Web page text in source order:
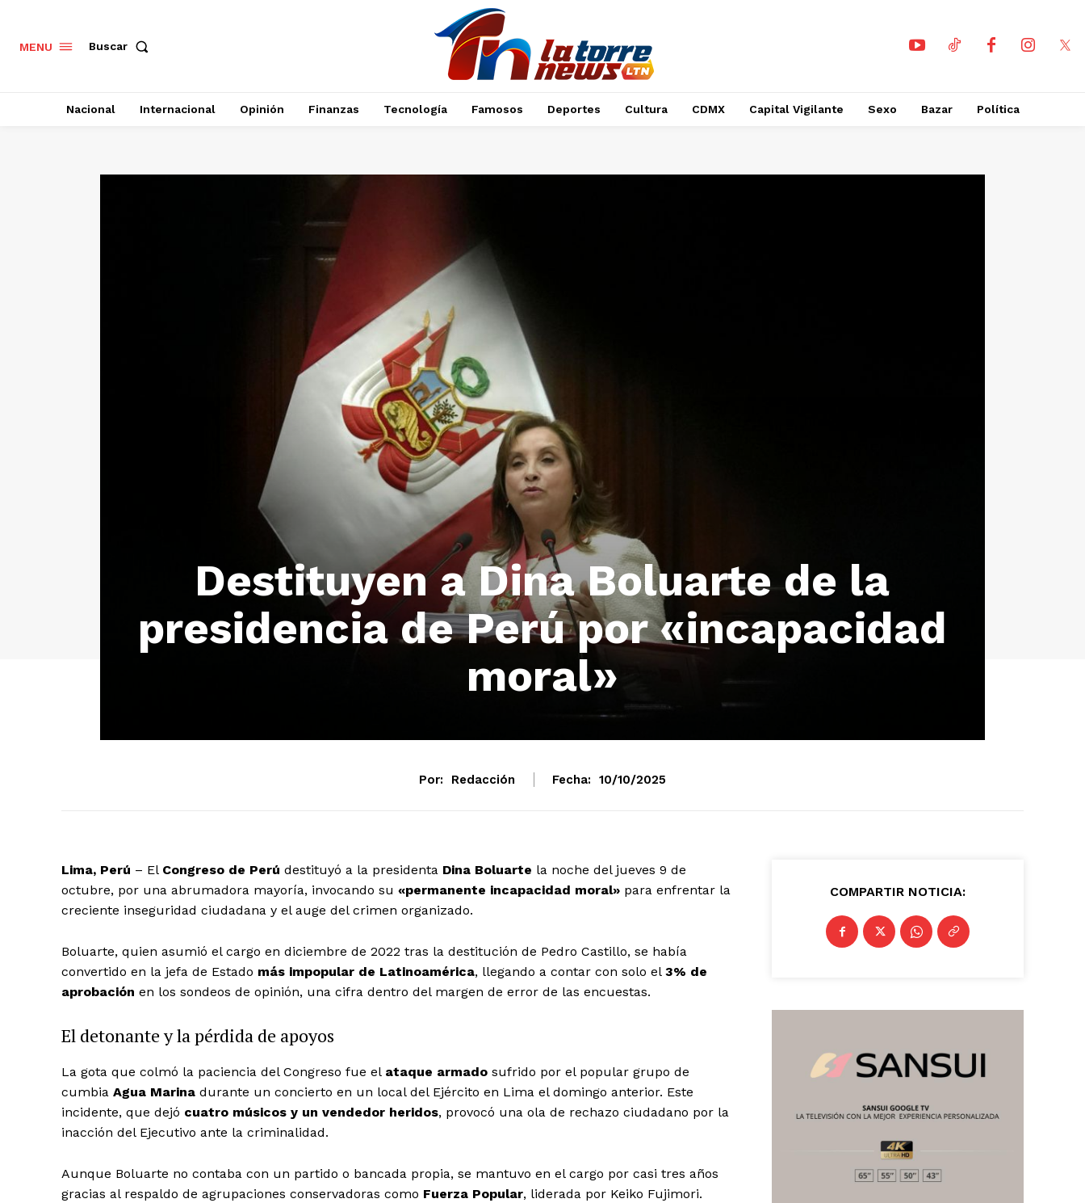
El Suplemento
MENU Buscar
Nacional Internacional Opinión Finanzas Tecnología Famosos Deportes Cultura CDMX Capital Vigilante Sexo Bazar Política
Destituyen a Dina Boluarte de la
presidencia de Perú por «incapacidad
moral»
Por: Redacción Fecha: 10/10/2025
Lima, Perú – El Congreso de Perú destituyó a la presidenta Dina Boluarte la noche del jueves 9 de
octubre, por una abrumadora mayoría, invocando su «permanente incapacidad moral» para enfrentar la
creciente inseguridad ciudadana y el auge del crimen organizado.
Boluarte, quien asumió el cargo en diciembre de 2022 tras la destitución de Pedro Castillo, se había
convertido en la jefa de Estado más impopular de Latinoamérica, llegando a contar con solo el 3% de
aprobación en los sondeos de opinión, una cifra dentro del margen de error de las encuestas.
El detonante y la pérdida de apoyos
La gota que colmó la paciencia del Congreso fue el ataque armado sufrido por el popular grupo de
cumbia Agua Marina durante un concierto en un local del Ejército en Lima el domingo anterior. Este
incidente, que dejó cuatro músicos y un vendedor heridos, provocó una ola de rechazo ciudadano por la
inacción del Ejecutivo ante la criminalidad.
Aunque Boluarte no contaba con un partido o bancada propia, se mantuvo en el cargo por casi tres años
gracias al respaldo de agrupaciones conservadoras como Fuerza Popular, liderada por Keiko Fujimori.
COMPARTIR NOTICIA: